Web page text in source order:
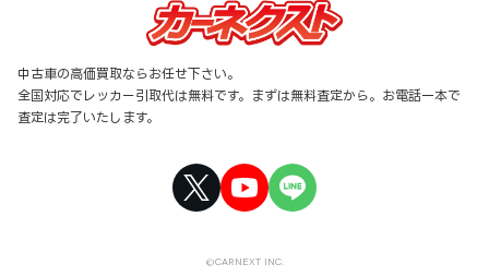
中古車の高価買取ならお任せ下さい。
全国対応でレッカー引取代は無料です。まずは無料査定から。お電話一本で
査定は完了いたします。
©CARNEXT INC.